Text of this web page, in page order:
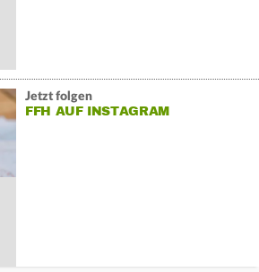
Jetzt folgen
FFH AUF INSTAGRAM